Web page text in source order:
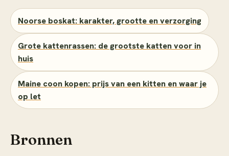
Noorse boskat: karakter, grootte en verzorging
Grote kattenrassen: de grootste katten voor in
huis
Maine coon kopen: prijs van een kitten en waar je
op let
Bronnen